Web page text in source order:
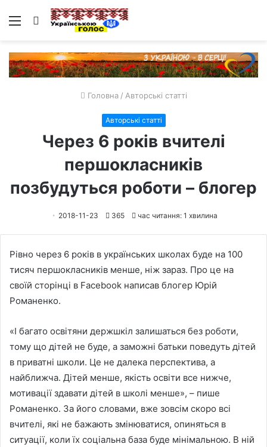
Меню Пошук
Головна / Авторські статті
Авторські статті
Через 6 років вчителі
першокласників
позбудуться роботи – блогер
2018-11-23 365 час читання: 1 хвилина
Рівно через 6 років в українських школах буде на 100
тисяч першокласників менше, ніж зараз. Про це на
своїй сторінці в Facebook написав блогер Юрій
Романенко.
«І багато освітяни держшкіл залишаться без роботи,
тому що дітей не буде, а заможні батьки поведуть дітей
в приватні школи. Це не далека перспектива, а
найближча. Дітей менше, якість освіти все нижче,
мотивації здавати дітей в школі менше», – пише
Романенко. За його словами, вже зовсім скоро всі
вчителі, які не бажають змінюватися, опиняться в
ситуації, коли їх соціальна база буде мінімальною. В ній